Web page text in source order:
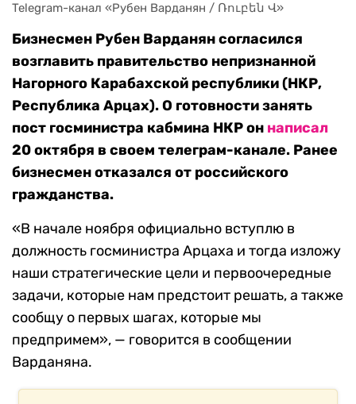
Telegram-канал «Рубен Варданян / Ռուբեն Վ»
Бизнесмен Рубен Варданян согласился
возглавить правительство непризнанной
Нагорного Карабахской республики (НКР,
Республика Арцах). О готовности занять
пост госминистра кабмина НКР он написал
20 октября в своем телеграм-канале. Ранее
бизнесмен отказался от российского
гражданства.
«В начале ноября официально вступлю в
должность госминистра Арцаха и тогда изложу
наши стратегические цели и первоочередные
задачи, которые нам предстоит решать, а также
сообщу о первых шагах, которые мы
предпримем», — говорится в сообщении
Варданяна.